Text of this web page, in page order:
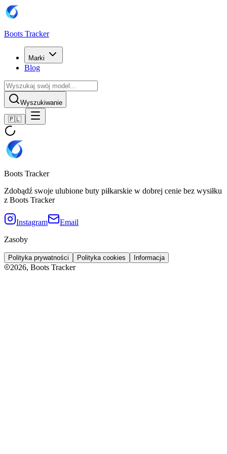
Boots Tracker
Marki
Blog
Wyszukiwanie
🇵🇱
Boots Tracker
Zdobądź swoje ulubione buty piłkarskie w dobrej cenie bez wysiłku
z Boots Tracker
Instagram
Email
Zasoby
Polityka prywatności Polityka cookies Informacja
2026, Boots Tracker